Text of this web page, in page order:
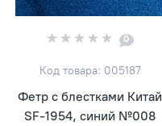
0
Код товара: 005187
Фетр с блестками Китай
SF-1954, синий №008